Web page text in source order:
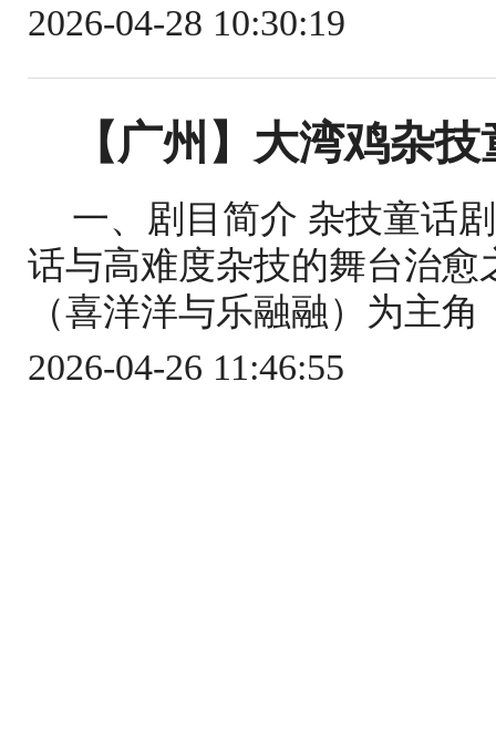
2026-04-28 10:30:19
【广州】大湾鸡杂
一、剧目简介 杂技童话
话与高难度杂技的舞台治
（喜洋洋与乐融融）为主
2026-04-26 11:46:55